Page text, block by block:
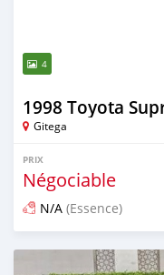
4
1998 Toyota
Gitega
PRIX
Négociable
N/A (Essence)
Publié il y a environ 2 mois